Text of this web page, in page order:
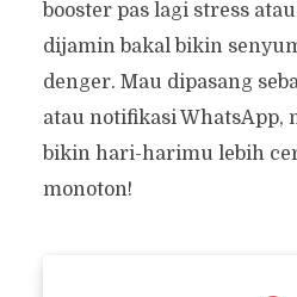
booster pas lagi stress
dijamin bakal bikin
denger. Mau dipasang
atau notifikasi WhatsApp,
bikin hari-harimu lebih
monoton!